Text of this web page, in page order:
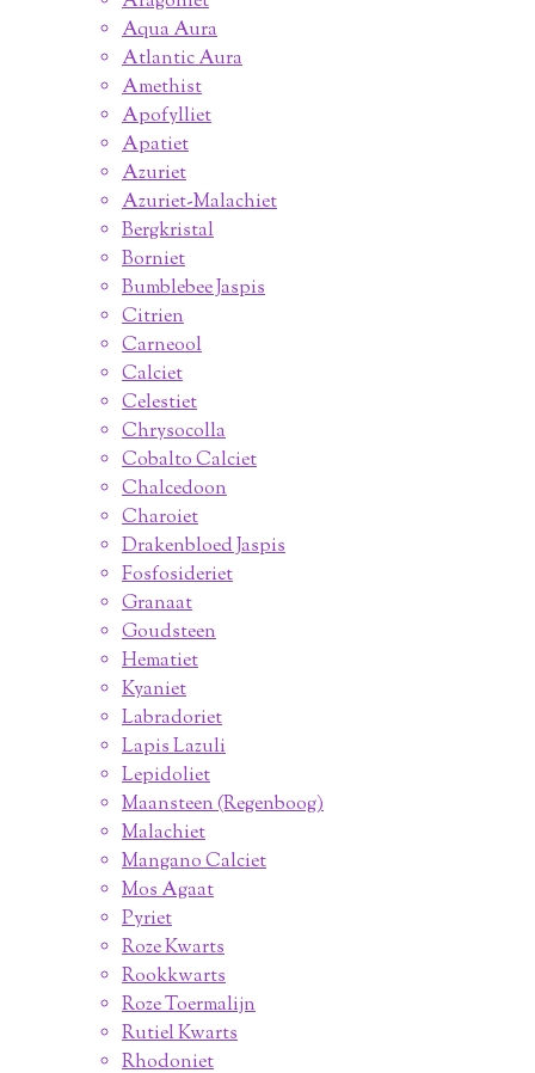
Aqua Aura
Atlantic Aura
Amethist
Apofylliet
Apatiet
Azuriet
Azuriet-Malachiet
Bergkristal
Borniet
Bumblebee Jaspis
Citrien
Carneool
Calciet
Celestiet
Chrysocolla
Cobalto Calciet
Chalcedoon
Charoiet
Drakenbloed Jaspis
Fosfosideriet
Granaat
Goudsteen
Hematiet
Kyaniet
Labradoriet
Lapis Lazuli
Lepidoliet
Maansteen (Regenboog)
Malachiet
Mangano Calciet
Mos Agaat
Pyriet
Roze Kwarts
Rookkwarts
Roze Toermalijn
Rutiel Kwarts
Rhodoniet